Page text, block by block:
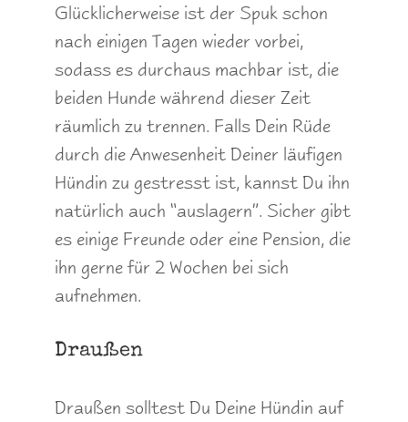
Glücklicherweise ist der Spuk schon
nach einigen Tagen wieder vorbei,
sodass es durchaus machbar ist, die
beiden Hunde während dieser Zeit
räumlich zu trennen. Falls Dein Rüde
durch die Anwesenheit Deiner läufigen
Hündin zu gestresst ist, kannst Du ihn
natürlich auch “auslagern”. Sicher gibt
es einige Freunde oder eine Pension, die
ihn gerne für 2 Wochen bei sich
aufnehmen.
Draußen
Draußen solltest Du Deine Hündin auf